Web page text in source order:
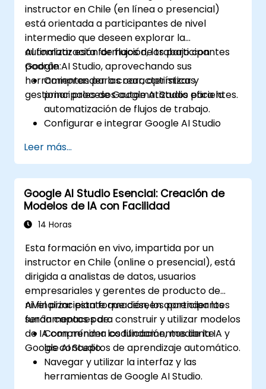
Integrar las API de Google AI en
aplicaciones para extender las
capacidades de IA.
Aprovechar las herramientas de IA
Explicable (XAI) para prácticas
transparentes y éticas en inteligencia
artificial.
Monitorear y optimizar los modelos de IA
para garantizar rendimiento y
confiabilidad.
instructor en Chile (en línea o presencial)
está orientada a participantes de nivel
intermedio que deseen explorar la
automatización de flujos de trabajo con
Google AI Studio, aprovechando sus
herramientas para crear, optimizar y
gestionar procesos automatizados eficientes.
Al finalizar esta formación, los participantes
podrán:
Comprender las características
principales de Google AI Studio para la
automatización de flujos de trabajo.
Configurar e integrar Google AI Studio
Diseñar y ejecutar flujos de trabajo
impulsados por IA.
Implementar lógica condicional para
lograr una automatización más
inteligente.
Supervisar y optimizar los flujos de trabajo
Leer más...
Google AI Studio Esencial: Creación de
Modelos de IA con Facilidad
14 Horas
Esta formación en vivo, impartida por un
instructor en Chile (online o presencial), está
dirigida a analistas de datos, usuarios
empresariales y gerentes de producto de
nivel principiante que deseen aprender los
fundamentos para construir y utilizar modelos
de IA con mínima codificación, mediante
Google AI Studio.
Al finalizar esta formación, los participantes
serán capaces de:
Comprender los fundamentos de la IA y
los conceptos de aprendizaje automático.
Navegar y utilizar la interfaz y las
herramientas de Google AI Studio.